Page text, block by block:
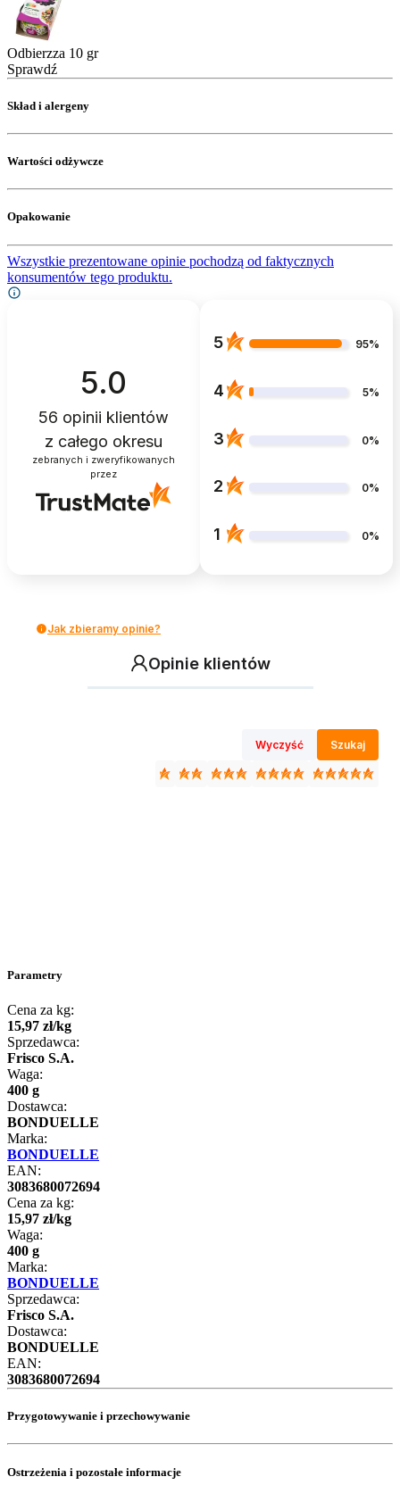
Odbierzza 10 gr
Sprawdź
Skład i alergeny
Wartości odżywcze
Opakowanie
Wszystkie prezentowane opinie pochodzą od faktycznych
konsumentów tego produktu.
5.0
56 opinii klientów
z całego okresu
zebranych i zweryfikowanych
przez
5 95%
4 5%
3 0%
2 0%
1 0%
Jak zbieramy opinie?
Opinie klientów
Wyczyść Szukaj
Parametry
Cena za kg:
15,97 zł/kg
Sprzedawca:
Frisco S.A.
Waga:
400 g
Dostawca:
BONDUELLE
Marka:
BONDUELLE
EAN:
3083680072694
Cena za kg:
15,97 zł/kg
Waga:
400 g
Marka:
BONDUELLE
Sprzedawca:
Frisco S.A.
Dostawca:
BONDUELLE
EAN:
3083680072694
Przygotowywanie i przechowywanie
Ostrzeżenia i pozostałe informacje